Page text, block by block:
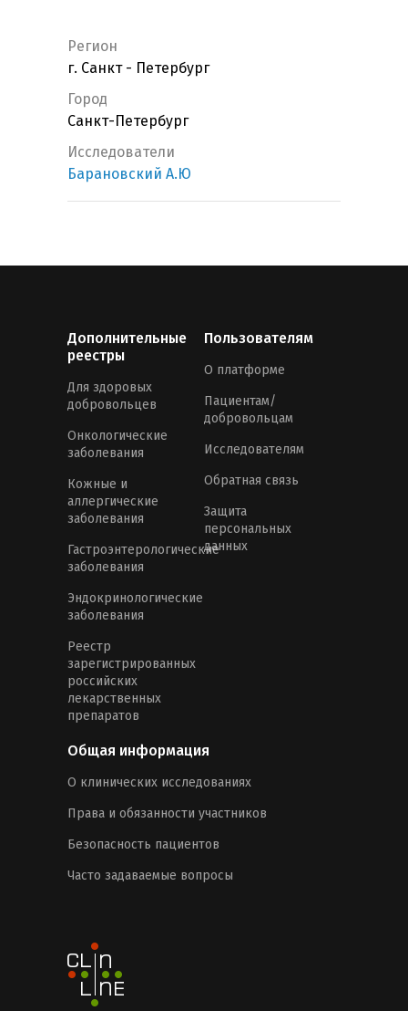
Регион
г. Санкт - Петербург
Город
Санкт-Петербург
Исследователи
Барановский А.Ю
Дополнительные
реестры
Для здоровых
добровольцев
Онкологические
заболевания
Кожные и
аллергические
заболевания
Гастроэнтерологические
заболевания
Эндокринологические
заболевания
Реестр
зарегистрированных
российских
лекарственных
препаратов
Пользователям
О платформе
Пациентам/
добровольцам
Исследователям
Обратная связь
Защита
персональных
данных
Общая информация
О клинических исследованиях
Права и обязанности участников
Безопасность пациентов
Часто задаваемые вопросы